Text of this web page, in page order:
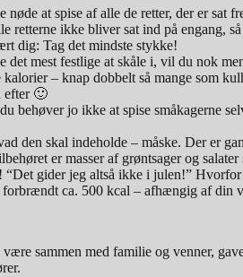
at spise af alle de retter, der er sat
retterne ikke bliver sat ind på engang,
dig: Tag det mindste stykke!
mest festlige at skåle i, vil du nok
– knap dobbelt så mange som
efter 🙂
behøver jo ikke at spise småkagerne
den skal indeholde – måske. Der er
er masser af grøntsager og
gider jeg altså ikke i julen!”
ca. 500 kcal – afhængig af din
sammen med familie og venner,